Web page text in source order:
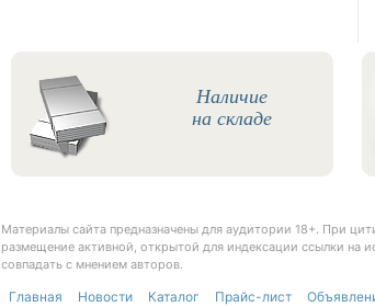
Наличие
на складе
Материалы сайта предназначены для аудитории 18+. При
размещение активной, открытой для индексации ссылки на
совпадать с мнением авторов.
Главная Новости Каталог Прайс-лист